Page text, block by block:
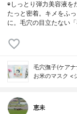
◉しっとり弾力美容液を
たっと密着。キメをふ
に。毛穴の目立たない
毛穴撫子(ケア
お米のマスク <
恵未